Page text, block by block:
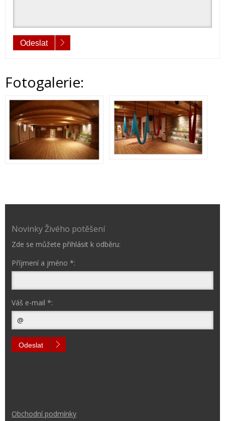
Odeslat
Fotogalerie:
Novinky Živého potěšení
Zde se můžete přihlásit k odběru:
Příjmení a jméno *:
Váš e-mail *:
Odeslat
Obchodní podmínky